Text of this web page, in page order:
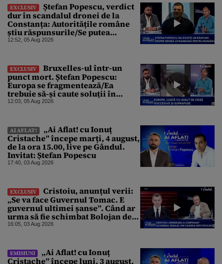
EXCLUSIV
Ștefan Popescu, verdict
dur în scandalul dronei de la
Constanța: Autoritățile române
știu răspunsurile/Se putea
protesta, dar probabil că nu s-a
12:52, 05 Aug 2026
EXCLUSIV
Bruxelles-ul într-un
punct mort. Ștefan Popescu:
Europa se fragmentează/Ea
trebuie să-și caute soluții în
interior, dar este incapabilă
12:03, 05 Aug 2026
AI AFLAT!
„Ai Aflat! cu Ionuț
Cristache” începe marți, 4 august,
de la ora 15.00, live pe Gândul.
Invitat: Ștefan Popescu
17:40, 03 Aug 2026
EXCLUSIV
Cristoiu, anunțul verii:
„Se va face Guvernul Tomac. E
guvernul ultimei șanse”. Când ar
urma să fie schimbat Bolojan de
la Palatul Victoria
16:05, 03 Aug 2026
EMISIUNI
„Ai Aflat! cu Ionuț
Cristache” începe luni, 3 august,